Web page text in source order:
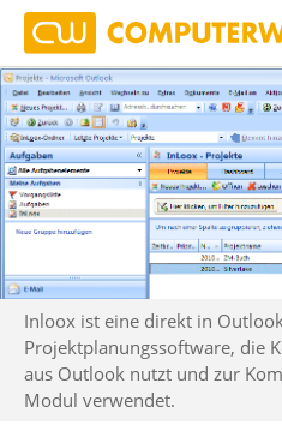
Inloox ist eine direkt in
Projektplanungssoftware, die
aus Outlook nutzt und zur
Modul verwendet.